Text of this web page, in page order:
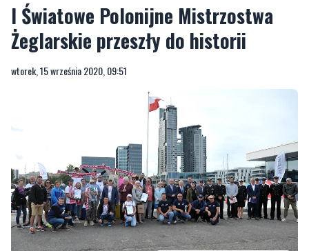
I Światowe Polonijne Mistrzostwa
Żeglarskie przeszły do historii
wtorek, 15 września 2020, 09:51